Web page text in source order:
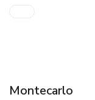
Montecarlo